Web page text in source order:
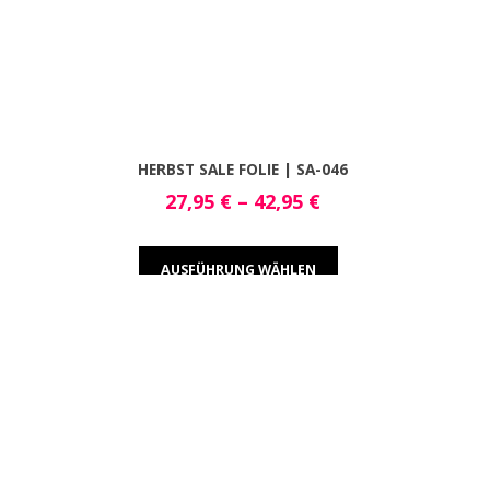
HERBST SALE FOLIE | SA-046
27,95 €– 42,95 €
AUSFÜHRUNG WÄHLEN